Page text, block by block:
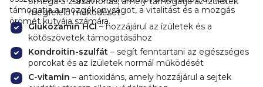
támogatja a mozgékonyságot, a vitalitást és a mozgás
örömét kutyája számára.
megfelelő működését
Glükózamin HCl– hozzájárul az ízületek és a
kötőszövetek támogatásához
Kondroitin-szulfát – segít fenntartani az egészséges
porcokat és az ízületek normál működését
C-vitamin – antioxidáns, amely hozzájárul a sejtek